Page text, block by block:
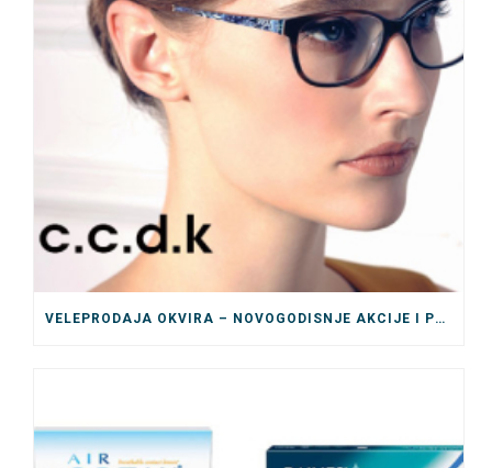
VELEPRODAJA OKVIRA – NOVOGODISNJE AKCIJE I POPUSTI